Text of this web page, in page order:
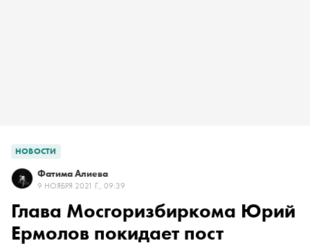
НОВОСТИ
Фатима Алиева
9 НОЯБРЯ 2021 Г., 09:39
Глава Мосгоризбиркома Юрий
Ермолов покидает пост